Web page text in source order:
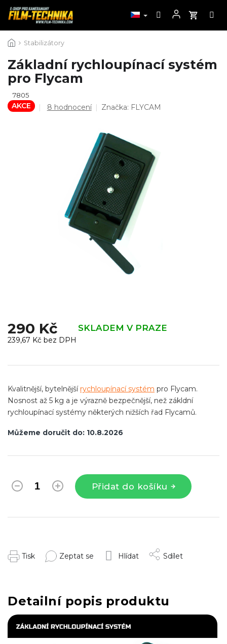
na
Stabilizátory
Základní rychloupínací systém
pro Flycam
7805
AKCE
Průměrné
hvězdiček.
8 hodnocení Značka: FLYCAM
290 Kč SKLADEM V PRAZE
239,67 Kč bez DPH
cena:
Můžeme doručit do: 10.8.2026
Přidat do košíku
Kvalitnější, bytelnější rychloupínací systém pro Flycam.
Nosnost až 5 kg a je výrazně bezpečnější, než zákldní
rychloupínací systémy některých nižších řad Flycamů.
Tisk Zeptat se Hlídat Sdílet
Detailní popis produktu